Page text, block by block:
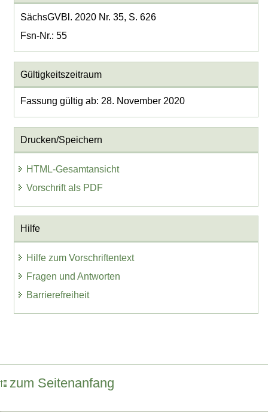
SächsGVBl. 2020 Nr. 35, S. 626
Fsn-Nr.: 55
Gültigkeitszeitraum
Fassung gültig ab: 28. November 2020
Drucken/Speichern
HTML-Gesamtansicht
Vorschrift als PDF
Hilfe
Hilfe zum Vorschriftentext
Fragen und Antworten
Barrierefreiheit
zum Seitenanfang